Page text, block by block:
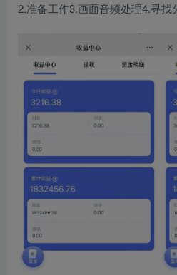
2.准备工作3.画面音频处理4.寻